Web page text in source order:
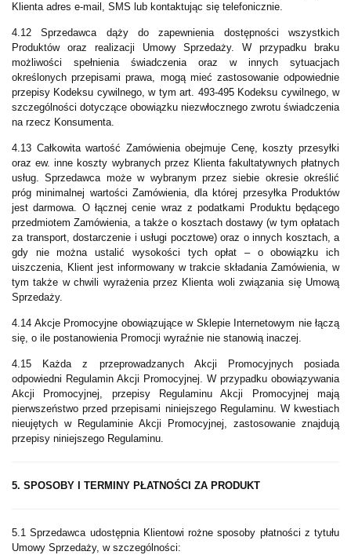
Klienta adres e-mail, SMS lub kontaktując się telefonicznie.
4.12 Sprzedawca dąży do zapewnienia dostępności wszystkich
Produktów oraz realizacji Umowy Sprzedaży. W przypadku braku
możliwości spełnienia świadczenia oraz w innych sytuacjach
określonych przepisami prawa, mogą mieć zastosowanie odpowiednie
przepisy Kodeksu cywilnego, w tym art. 493-495 Kodeksu cywilnego, w
szczególności dotyczące obowiązku niezwłocznego zwrotu świadczenia
na rzecz Konsumenta.
4.13 Całkowita wartość Zamówienia obejmuje Cenę, koszty przesyłki
oraz ew. inne koszty wybranych przez Klienta fakultatywnych płatnych
usług. Sprzedawca może w wybranym przez siebie okresie określić
próg minimalnej wartości Zamówienia, dla której przesyłka Produktów
jest darmowa. O łącznej cenie wraz z podatkami Produktu będącego
przedmiotem Zamówienia, a także o kosztach dostawy (w tym opłatach
za transport, dostarczenie i usługi pocztowe) oraz o innych kosztach, a
gdy nie można ustalić wysokości tych opłat – o obowiązku ich
uiszczenia, Klient jest informowany w trakcie składania Zamówienia, w
tym także w chwili wyrażenia przez Klienta woli związania się Umową
Sprzedaży.
4.14 Akcje Promocyjne obowiązujące w Sklepie Internetowym nie łączą
się, o ile postanowienia Promocji wyraźnie nie stanowią inaczej.
4.15 Każda z przeprowadzanych Akcji Promocyjnych posiada
odpowiedni Regulamin Akcji Promocyjnej. W przypadku obowiązywania
Akcji Promocyjnej, przepisy Regulaminu Akcji Promocyjnej mają
pierwszeństwo przed przepisami niniejszego Regulaminu. W kwestiach
nieujętych w Regulaminie Akcji Promocyjnej, zastosowanie znajdują
przepisy niniejszego Regulaminu.
5. SPOSOBY I TERMINY PŁATNOŚCI ZA PRODUKT
5.1 Sprzedawca udostępnia Klientowi rożne sposoby płatności z tytułu
Umowy Sprzedaży, w szczególności: